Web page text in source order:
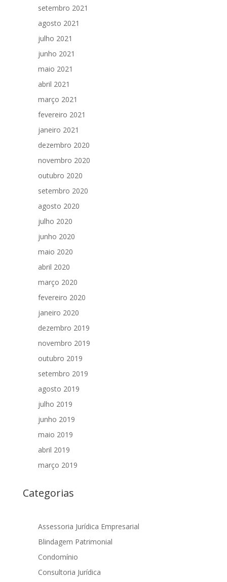
setembro 2021
agosto 2021
julho 2021
junho 2021
maio 2021
abril 2021
março 2021
fevereiro 2021
janeiro 2021
dezembro 2020
novembro 2020
outubro 2020
setembro 2020
agosto 2020
julho 2020
junho 2020
maio 2020
abril 2020
março 2020
fevereiro 2020
janeiro 2020
dezembro 2019
novembro 2019
outubro 2019
setembro 2019
agosto 2019
julho 2019
junho 2019
maio 2019
abril 2019
março 2019
Categorias
Assessoria Jurídica Empresarial
Blindagem Patrimonial
Condomínio
Consultoria Jurídica